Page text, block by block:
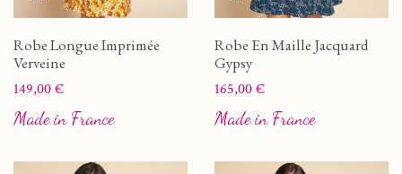
Robe Longue Imprimée
Verveine
Prix
149,00 €
Made in France
Robe En Maille Jacquard
Gypsy
Prix
165,00 €
Made in France